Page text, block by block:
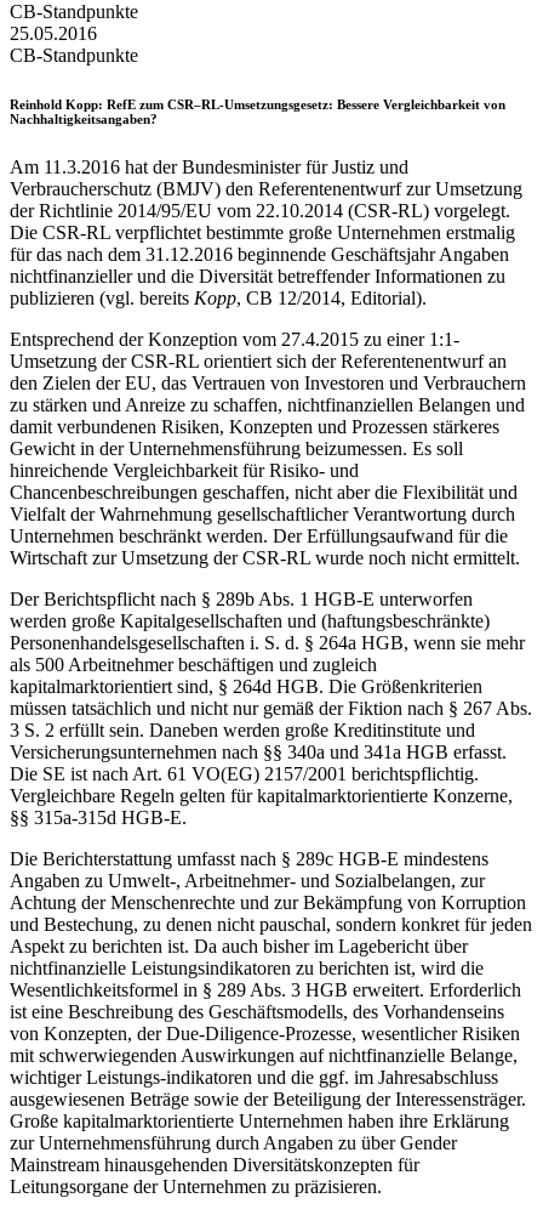
CB-Standpunkte
25.05.2016
CB-Standpunkte
Reinhold Kopp: RefE zum CSR–RL-Umsetzungsgesetz: Bessere Vergleichbarkeit von
Nachhaltigkeitsangaben?
Am 11.3.2016 hat der Bundesminister für Justiz und
Verbraucherschutz (BMJV) den Referentenentwurf zur Umsetzung
der Richtlinie 2014/95/EU vom 22.10.2014 (CSR-RL) vorgelegt.
Die CSR-RL verpflichtet bestimmte große Unternehmen erstmalig
für das nach dem 31.12.2016 beginnende Geschäftsjahr Angaben
nichtfinanzieller und die Diversität betreffender Informationen zu
publizieren (vgl. bereits Kopp, CB 12/2014, Editorial).
Entsprechend der Konzeption vom 27.4.2015 zu einer 1:1-
Umsetzung der CSR-RL orientiert sich der Referentenentwurf an
den Zielen der EU, das Vertrauen von Investoren und Verbrauchern
zu stärken und Anreize zu schaffen, nichtfinanziellen Belangen und
damit verbundenen Risiken, Konzepten und Prozessen stärkeres
Gewicht in der Unternehmensführung beizumessen. Es soll
hinreichende Vergleichbarkeit für Risiko- und
Chancenbeschreibungen geschaffen, nicht aber die Flexibilität und
Vielfalt der Wahrnehmung gesellschaftlicher Verantwortung durch
Unternehmen beschränkt werden. Der Erfüllungsaufwand für die
Wirtschaft zur Umsetzung der CSR-RL wurde noch nicht ermittelt.
Der Berichtspflicht nach § 289b Abs. 1 HGB-E unterworfen
werden große Kapitalgesellschaften und (haftungsbeschränkte)
Personenhandelsgesellschaften i. S. d. § 264a HGB, wenn sie mehr
als 500 Arbeitnehmer beschäftigen und zugleich
kapitalmarktorientiert sind, § 264d HGB. Die Größenkriterien
müssen tatsächlich und nicht nur gemäß der Fiktion nach § 267 Abs.
3 S. 2 erfüllt sein. Daneben werden große Kreditinstitute und
Versicherungsunternehmen nach §§ 340a und 341a HGB erfasst.
Die SE ist nach Art. 61 VO(EG) 2157/2001 berichtspflichtig.
Vergleichbare Regeln gelten für kapitalmarktorientierte Konzerne,
§§ 315a-315d HGB-E.
Die Berichterstattung umfasst nach § 289c HGB-E mindestens
Angaben zu Umwelt-, Arbeitnehmer- und Sozialbelangen, zur
Achtung der Menschenrechte und zur Bekämpfung von Korruption
und Bestechung, zu denen nicht pauschal, sondern konkret für jeden
Aspekt zu berichten ist. Da auch bisher im Lagebericht über
nichtfinanzielle Leistungsindikatoren zu berichten ist, wird die
Wesentlichkeitsformel in § 289 Abs. 3 HGB erweitert. Erforderlich
ist eine Beschreibung des Geschäftsmodells, des Vorhandenseins
von Konzepten, der Due-Diligence-Prozesse, wesentlicher Risiken
mit schwerwiegenden Auswirkungen auf nichtfinanzielle Belange,
wichtiger Leistungs-indikatoren und die ggf. im Jahresabschluss
ausgewiesenen Beträge sowie der Beteiligung der Interessensträger.
Große kapitalmarktorientierte Unternehmen haben ihre Erklärung
zur Unternehmensführung durch Angaben zu über Gender
Mainstream hinausgehenden Diversitätskonzepten für
Leitungsorgane der Unternehmen zu präzisieren.